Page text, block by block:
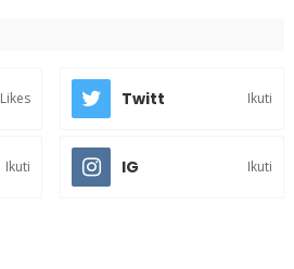
Likes Twitt Ikuti
Ikuti IG Ikuti